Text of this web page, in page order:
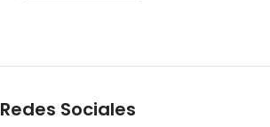
Redes Sociales